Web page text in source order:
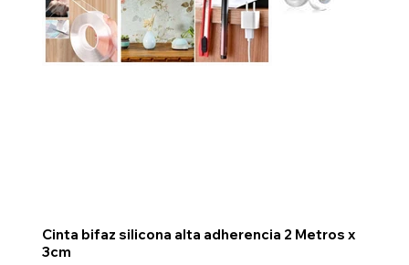
Cinta bifaz silicona alta adherencia 2 Metros x
3cm